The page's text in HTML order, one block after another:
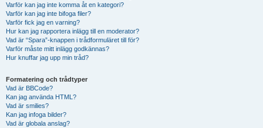
Varför kan jag inte komma åt en kategori?
Varför kan jag inte bifoga filer?
Varför fick jag en varning?
Hur kan jag rapportera inlägg till en moderator?
Vad är “Spara”-knappen i trådformuläret till för?
Varför måste mitt inlägg godkännas?
Hur knuffar jag upp min tråd?
Formatering och trådtyper
Vad är BBCode?
Kan jag använda HTML?
Vad är smilies?
Kan jag infoga bilder?
Vad är globala anslag?